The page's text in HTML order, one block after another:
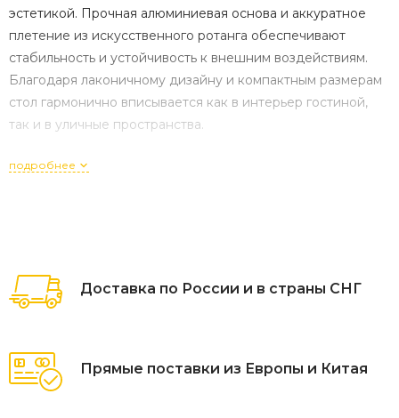
эстетикой. Прочная алюминиевая основа и аккуратное
плетение из искусственного ротанга обеспечивают
стабильность и устойчивость к внешним воздействиям.
Благодаря лаконичному дизайну и компактным размерам
стол гармонично вписывается как в интерьер гостиной,
так и в уличные пространства.
подробнее
Доставка по России и в страны СНГ
Прямые поставки из Европы и Китая